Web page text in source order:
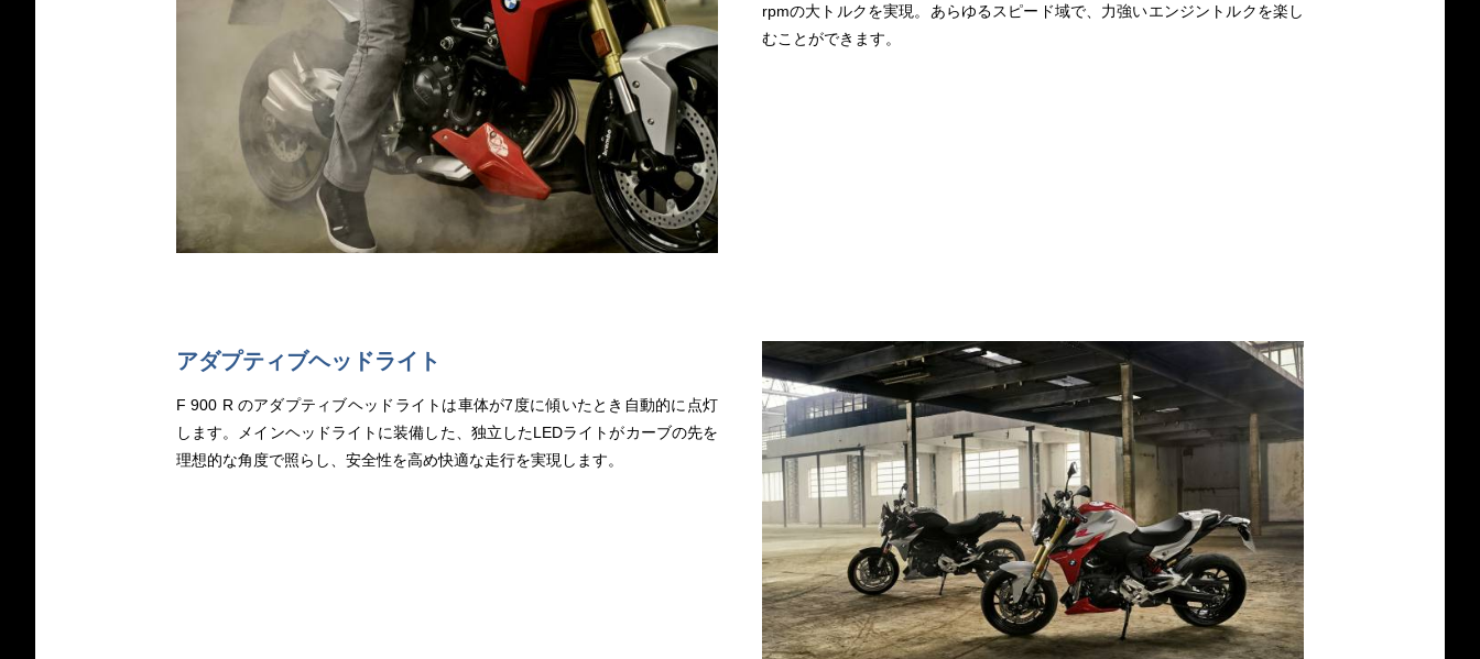
rpmの大トルクを実現。あらゆるスピード域で、力強いエンジントルクを楽し
むことができます。
アダプティブヘッドライト
F 900 R のアダプティブヘッドライトは車体が7度に傾いたとき自動的に点灯
します。メインヘッドライトに装備した、独立したLEDライトがカーブの先を
理想的な角度で照らし、安全性を高め快適な走行を実現します。